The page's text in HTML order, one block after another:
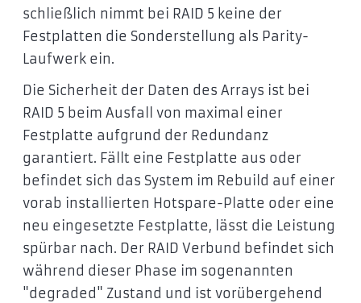
schließlich nimmt bei RAID 5 keine der
Festplatten die Sonderstellung als Parity-
Laufwerk ein.
Die Sicherheit der Daten des Arrays ist bei
RAID 5 beim Ausfall von maximal einer
Festplatte aufgrund der Redundanz
garantiert. Fällt eine Festplatte aus oder
befindet sich das System im Rebuild auf einer
vorab installierten Hotspare-Platte oder eine
neu eingesetzte Festplatte, lässt die Leistung
spürbar nach. Der RAID Verbund befindet sich
während dieser Phase im sogenannten
"degraded" Zustand und ist vorübergehend